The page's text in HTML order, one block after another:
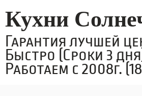
Кухни
Гарантия лучшей
Быстро (Сроки 3
Работаем с 2008г.